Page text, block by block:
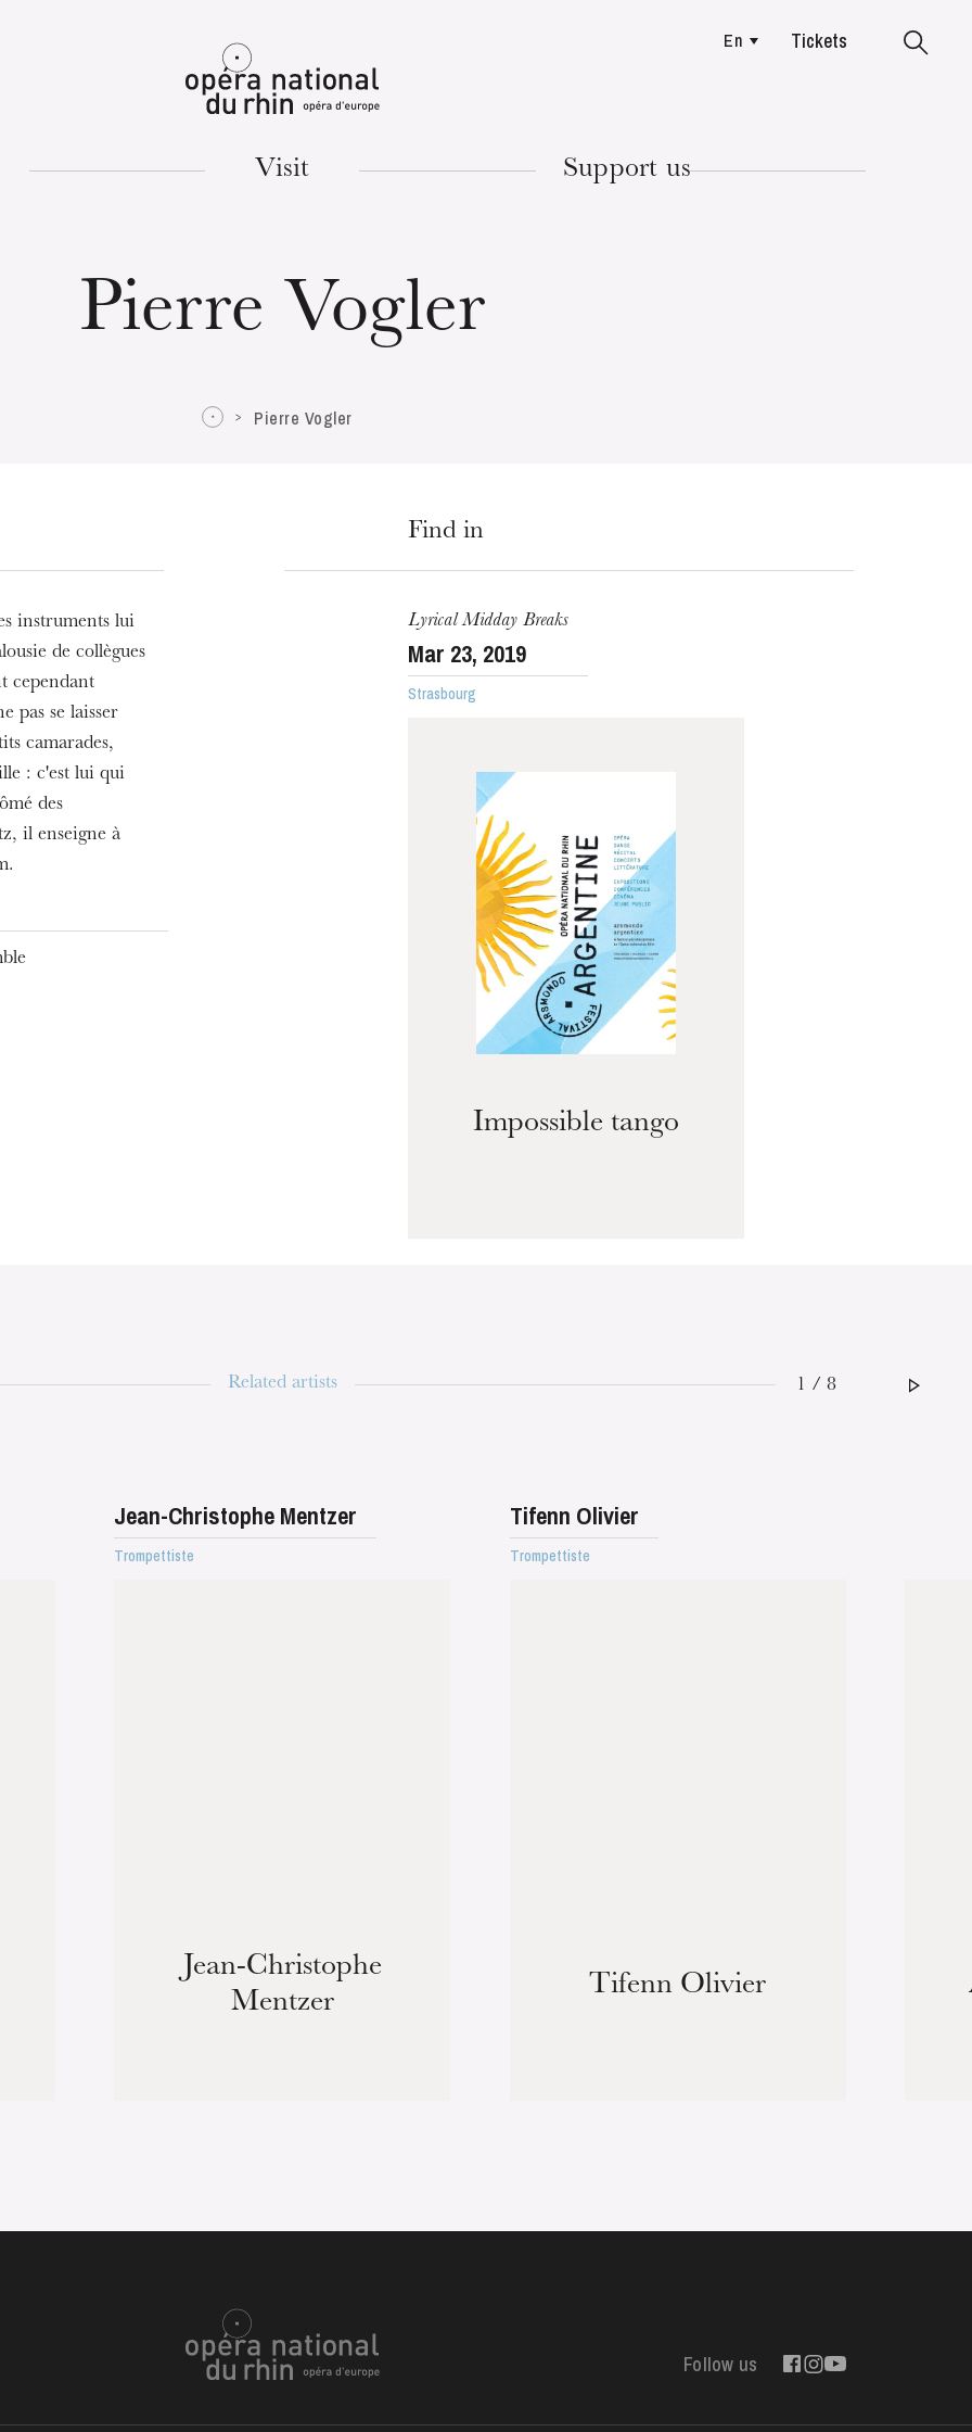
Mulhouse
18
En Tickets
Visit Support us
Pierre Vogler
Pierre Vogler
instruments lui
de collègues
cependant
pas se laisser
camarades,
: c'est lui qui
des
il enseigne à
Find in
Lyrical Midday Breaks
Mar 23, 2019
Strasbourg
Impossible tango
Related artists 1 / 8
Jean-Christophe Mentzer
Trompettiste
Jean-Christophe
Mentzer
Tifenn Olivier
Trompettiste
Tifenn Olivier
Follow us